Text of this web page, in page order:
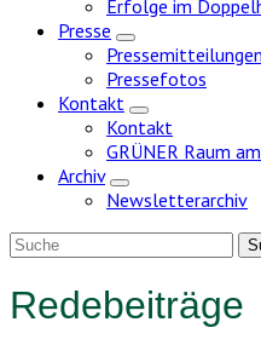
Erfolge im
Presse
Zeige
Untermenü
Pressemitteilungen
Pressefotos
Kontakt
Zeige
Untermenü
Kontakt
GRÜNER Raum
Archiv
Zeige
Untermenü
Newsletterarchiv
Redebeiträge